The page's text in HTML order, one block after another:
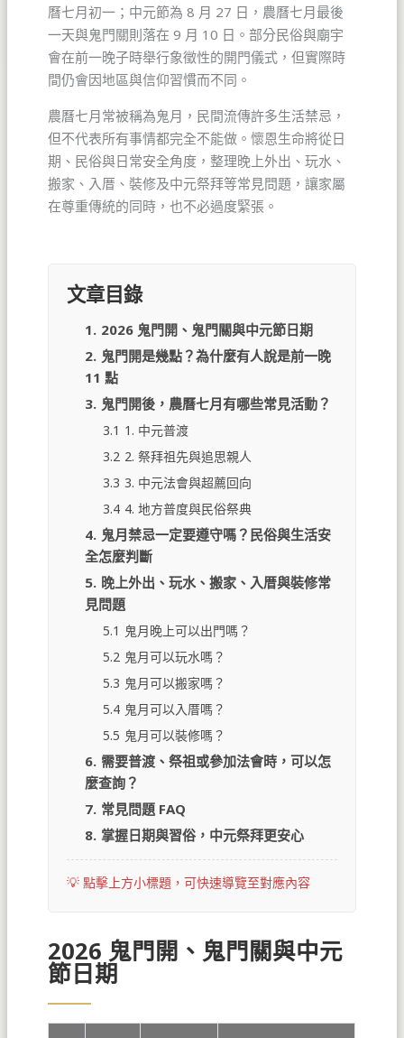
曆七月初一；中元節為 8 月 27 日，農曆七月最後
一天與鬼門關則落在 9 月 10 日。部分民俗與廟宇
會在前一晚子時舉行象徵性的開門儀式，但實際時
間仍會因地區與信仰習慣而不同。
農曆七月常被稱為鬼月，民間流傳許多生活禁忌，
但不代表所有事情都完全不能做。懷恩生命將從日
期、民俗與日常安全角度，整理晚上外出、玩水、
搬家、入厝、裝修及中元祭拜等常見問題，讓家屬
在尊重傳統的同時，也不必過度緊張。
文章目錄
1. 2026 鬼門開、鬼門關與中元節日期
2. 鬼門開是幾點？為什麼有人說是前一晚
11 點
3. 鬼門開後，農曆七月有哪些常見活動？
3.1 1. 中元普渡
3.2 2. 祭拜祖先與追思親人
3.3 3. 中元法會與超薦回向
3.4 4. 地方普度與民俗祭典
4. 鬼月禁忌一定要遵守嗎？民俗與生活安
全怎麼判斷
5. 晚上外出、玩水、搬家、入厝與裝修常
見問題
5.1 鬼月晚上可以出門嗎？
5.2 鬼月可以玩水嗎？
5.3 鬼月可以搬家嗎？
5.4 鬼月可以入厝嗎？
5.5 鬼月可以裝修嗎？
6. 需要普渡、祭祖或參加法會時，可以怎
麼查詢？
7. 常見問題 FAQ
8. 掌握日期與習俗，中元祭拜更安心
2026 鬼門開、鬼門關與中元
節日期